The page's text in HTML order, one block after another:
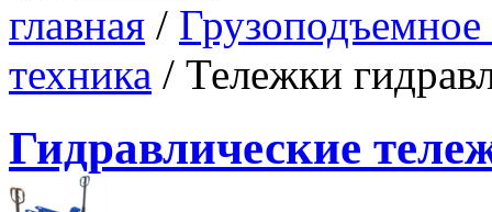
главная /
техника / Тележки
Гидравлические